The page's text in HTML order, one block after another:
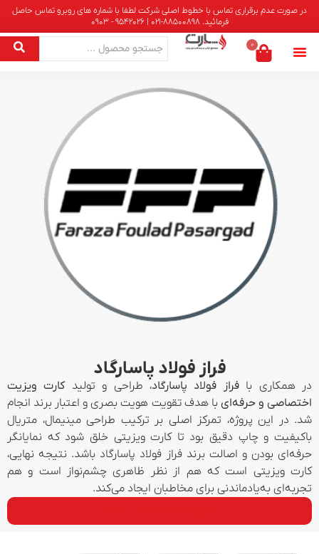
در صورت عدم برقراری تماس با خطوط اصلی شرکت لطفا با شماره های روبرو تماس حاصل
فرمائید. 88500898-021 | 9542026 - 0903
0
فراز فولاد پاسارگاد
در همکاری بافراز فولاد پاسارگاد، طراحی و تولیدکارت ویزیت
اختصاصی و حرفه‌ای با هدف تقویت هویت بصری و اعتبار برند انجام
شد. در این پروژه، تمرکز اصلی بر ترکیب طراحی مینیمال، متریال
باکیفیت و چاپ دقیق بود تا کارت ویزیتی خلق شود که نمایانگر
حرفه‌ای بودن و اصالت برند فراز فولاد پاسارگاد باشد. نتیجه نهایی،
کارت ویزیتی است که هم از نظر ظاهری چشم‌نواز است و هم
تجربه‌ای به‌یادماندنی برای مخاطبان ایجاد می‌کند.